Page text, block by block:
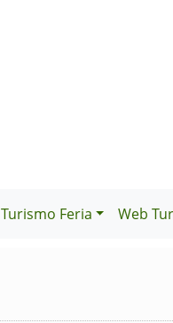
Turismo Feria Web